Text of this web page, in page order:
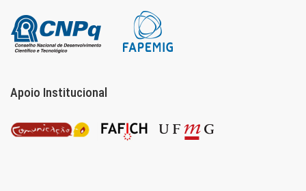
Apoio Institucional